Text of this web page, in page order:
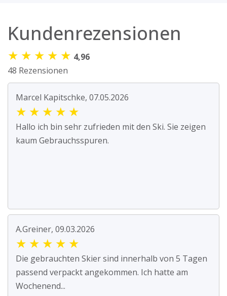
Kundenrezensionen
★ ★ ★ ★ ★ 4,96
48 Rezensionen
Marcel Kapitschke, 07.05.2026
★ ★ ★ ★ ★
Hallo ich bin sehr zufrieden mit den Ski. Sie zeigen
kaum Gebrauchsspuren.
A.Greiner, 09.03.2026
★ ★ ★ ★ ★
Die gebrauchten Skier sind innerhalb von 5 Tagen
passend verpackt angekommen. Ich hatte am
Wochenend...